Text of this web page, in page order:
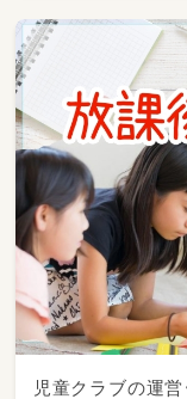
子ども
て良か
一緒に
児童クラブの運